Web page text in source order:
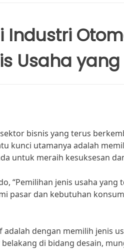
Industri
Usaha
bisnis yang terus
kunci utamanya adalah
untuk meraih kesuksesan
“Pemilihan jenis usaha yang
pasar dan kebutuhan
dengan memilih jenis
di bidang desain,